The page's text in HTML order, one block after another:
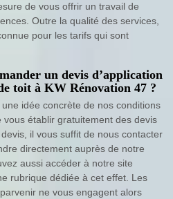
de vous offrir un travail de
Outre la qualité des services,
pour les tarifs qui sont
un devis d’application
toit à KW Rénovation 47 ?
idée concrète de nos conditions
établir gratuitement des devis
il vous suffit de nous contacter
directement auprès de notre
aussi accéder à notre site
rubrique dédiée à cet effet. Les
ne vous engagent alors